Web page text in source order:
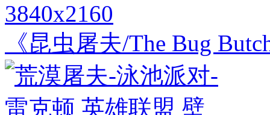
3840x2160
《昆虫屠夫/The Bug